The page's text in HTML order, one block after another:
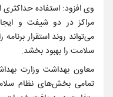
وی افزود: استفاده
مراکز در دو شیفت و
می‌تواند روند استقرار
سلامت را بهبود بخشد.
معاون بهداشت وزارت
تمامی بخش‌های نظام